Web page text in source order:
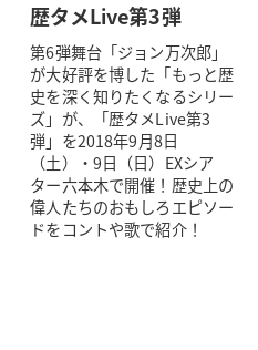
歴タメLive第3弾
第6弾舞台「ジョン万次郎」
が大好評を博した「もっと歴
史を深く知りたくなるシリー
ズ」が、「歴タメLive第3
弾」を2018年9月8日
（土）・9日（日）EXシア
ター六本木で開催！歴史上の
偉人たちのおもしろエピソー
ドをコントや歌で紹介！